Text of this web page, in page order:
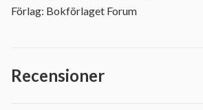
Förlag: Bokförlaget Forum
Recensioner